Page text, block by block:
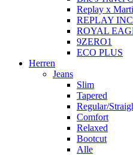
Replay x
REPLAY
ROYAL
9ZERO1
ECO PLUS
Herren
Jeans
Slim
Tapered
Regular/
Comfort
Relaxed
Bootcut
Alle